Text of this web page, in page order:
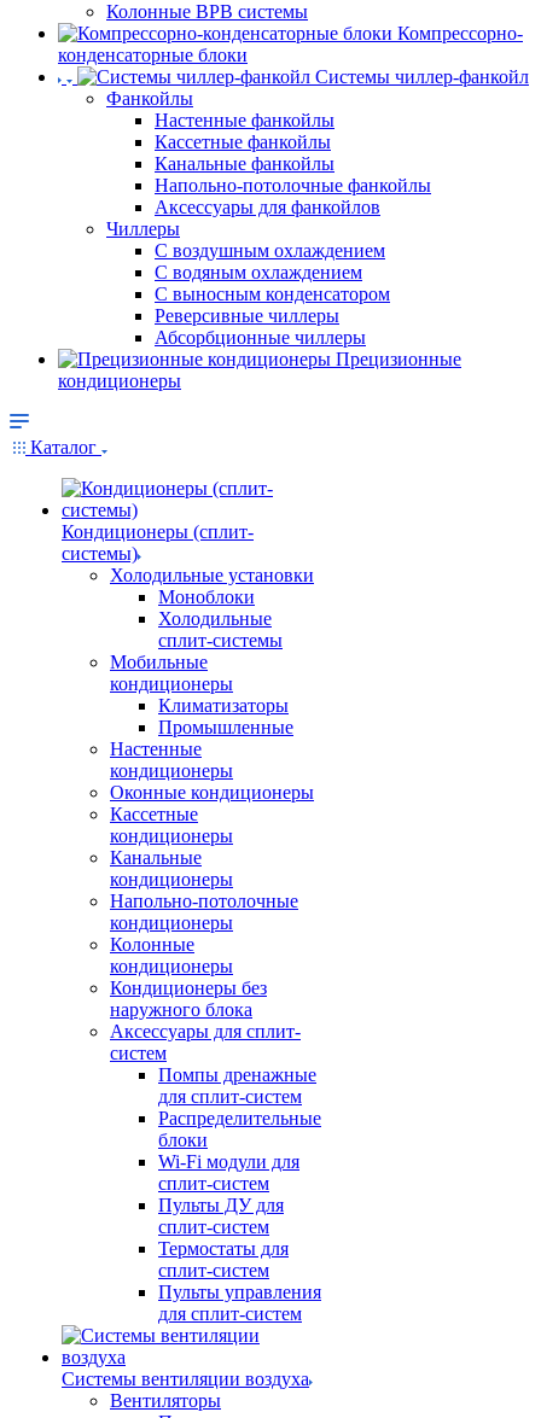
Колонные ВРВ системы
Компрессорно-
конденсаторные блоки
Системы чиллер-фанкойл
Фанкойлы
Настенные фанкойлы
Кассетные фанкойлы
Канальные фанкойлы
Напольно-потолочные фанкойлы
Аксессуары для фанкойлов
Чиллеры
С воздушным охлаждением
С водяным охлаждением
С выносным конденсатором
Реверсивные чиллеры
Абсорбционные чиллеры
Прецизионные
кондиционеры
Каталог
Кондиционеры (сплит-
системы)
Холодильные установки
Моноблоки
Холодильные
сплит-системы
Мобильные
кондиционеры
Климатизаторы
Промышленные
Настенные
кондиционеры
Оконные кондиционеры
Кассетные
кондиционеры
Канальные
кондиционеры
Напольно-потолочные
кондиционеры
Колонные
кондиционеры
Кондиционеры без
наружного блока
Аксессуары для сплит-
систем
Помпы дренажные
для сплит-систем
Распределительные
блоки
Wi-Fi модули для
сплит-систем
Пульты ДУ для
сплит-систем
Термостаты для
сплит-систем
Пульты управления
для сплит-систем
Системы вентиляции воздуха
Вентиляторы